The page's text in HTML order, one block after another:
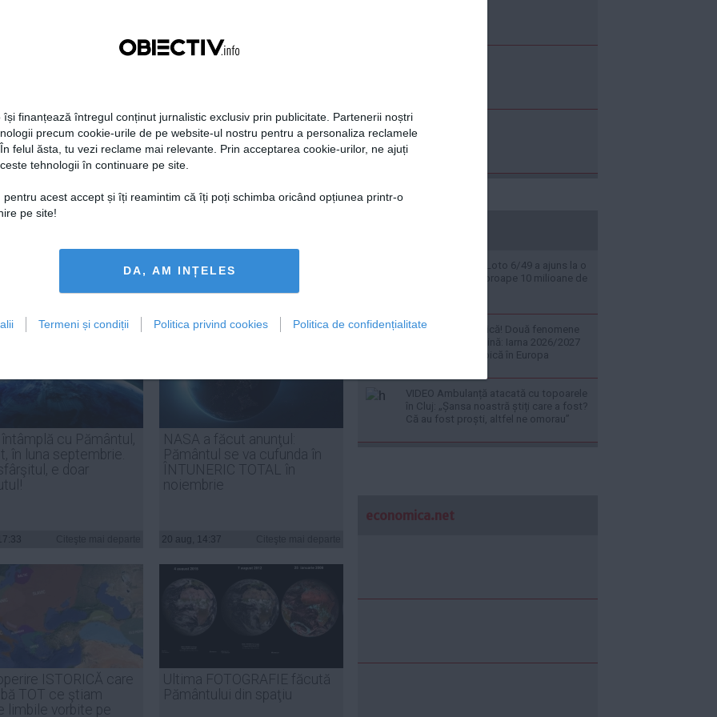
își finanțează întregul conținut jurnalistic exclusiv prin publicitate. Partenerii noștri
precum cookie-urile de pe website-ul nostru pentru a personaliza reclamele
felul ăsta, tu vezi reclame mai relevante. Prin acceptarea cookie-urilor, ne ajuți
tehnologii în continuare pe site.
pentru acest accept și îți reamintim că îți poți schimba oricând opțiunea printr-o
pe site!
DA, AM INȚELES
Termeni și condiții Politica privind cookies Politica de confidențialitate
Citeşte mai departe 26 sep, 18:03
de proporţii
Coliziunea
fi observată de
NASA: Descoperire majoră
cu Pământul,
în luna septembrie.
e doar
NASA a făcut anunţul:
Pământul se va cufunda în
ÎNTUNERIC TOTAL în
noiembrie
20 aug, 14:37
ISTORICĂ care
TOT ce ştiam
limbile vorbite pe
Ultima FOTOGRAFIE făcută
Pământului din spaţiu
Potul cel mare la Loto 6/49 a ajuns la o
sumă uriașă de aproape 10 milioane de
Alertă climatologică! Două fenomene
extreme se combină: Iarna 2026/2027
va fi una total atipică în Europa
VIDEO Ambulanță atacată cu topoarele
în Cluj: „Șansa noastră știți care a fost?
Că au fost proști, altfel ne omorau”
economica.net